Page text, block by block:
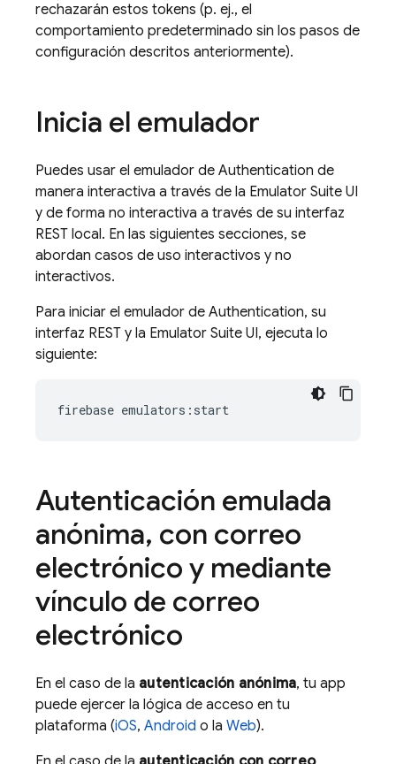
rechazarán estos tokens (p. ej., el
comportamiento predeterminado sin los pasos de
configuración descritos anteriormente).
Inicia el emulador
Puedes usar el emulador de Authentication de
manera interactiva a través de la Emulator Suite UI
y de forma no interactiva a través de su interfaz
REST local. En las siguientes secciones, se
abordan casos de uso interactivos y no
interactivos.
Para iniciar el emulador de Authentication, su
interfaz REST y la Emulator Suite UI, ejecuta lo
siguiente:
Autenticación emulada
anónima, con correo
electrónico y mediante
vínculo de correo
electrónico
En el caso de la autenticación anónima, tu app
puede ejercer la lógica de acceso en tu
plataforma (iOS, Android o la Web).